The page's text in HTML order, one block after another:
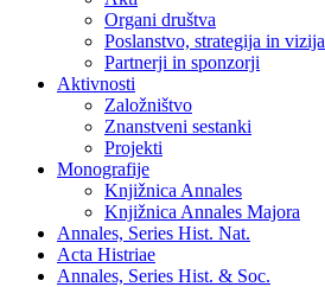
Organi društva
Poslanstvo, strategija in vizija
Partnerji in sponzorji
Aktivnosti
Založništvo
Znanstveni sestanki
Projekti
Monografije
Knjižnica Annales
Knjižnica Annales Majora
Annales, Series Hist. Nat.
Acta Histriae
Annales, Series Hist. & Soc.